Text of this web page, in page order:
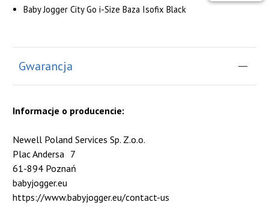
Baby Jogger City Go i-Size Baza Isofix Black
Gwarancja
Informacje o producencie:
Newell Poland Services Sp. Z.o.o.
Plac Andersa 7
61-894 Poznań
babyjogger.eu
https://www.babyjogger.eu/contact-us